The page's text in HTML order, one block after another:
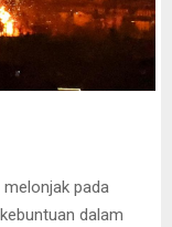
pada
dalam